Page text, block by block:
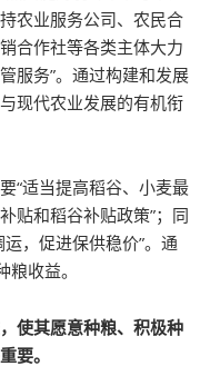
农业服务公司、农民合
合作社等各类主体大力
服务”。通过构建和发展
现代农业发展的有机衔
“适当提高稻谷、小麦最
贴和稻谷补贴政策”；同
，促进保供稳价”。通
收益。
使其愿意种粮、积极种
要。